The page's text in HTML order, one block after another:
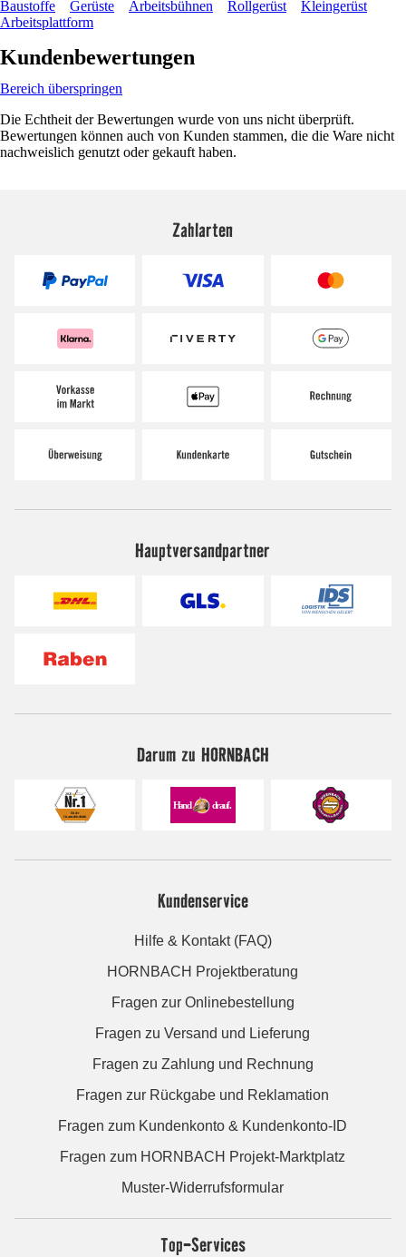
Baustoffe Gerüste Arbeitsbühnen Rollgerüst
Kleingerüst
Arbeitsplattform
Kundenbewertungen
Bereich überspringen
Die Echtheit der Bewertungen wurde von uns nicht überprüft.
Bewertungen können auch von Kunden stammen, die die Ware nicht
nachweislich genutzt oder gekauft haben.
Zahlarten
Hauptversandpartner
Darum zu HORNBACH
Kundenservice
Hilfe & Kontakt (FAQ)
HORNBACH Projektberatung
Fragen zur Onlinebestellung
Fragen zu Versand und Lieferung
Fragen zu Zahlung und Rechnung
Fragen zur Rückgabe und Reklamation
Fragen zum Kundenkonto & Kundenkonto-ID
Fragen zum HORNBACH Projekt-Marktplatz
Muster-Widerrufsformular
Top-Services